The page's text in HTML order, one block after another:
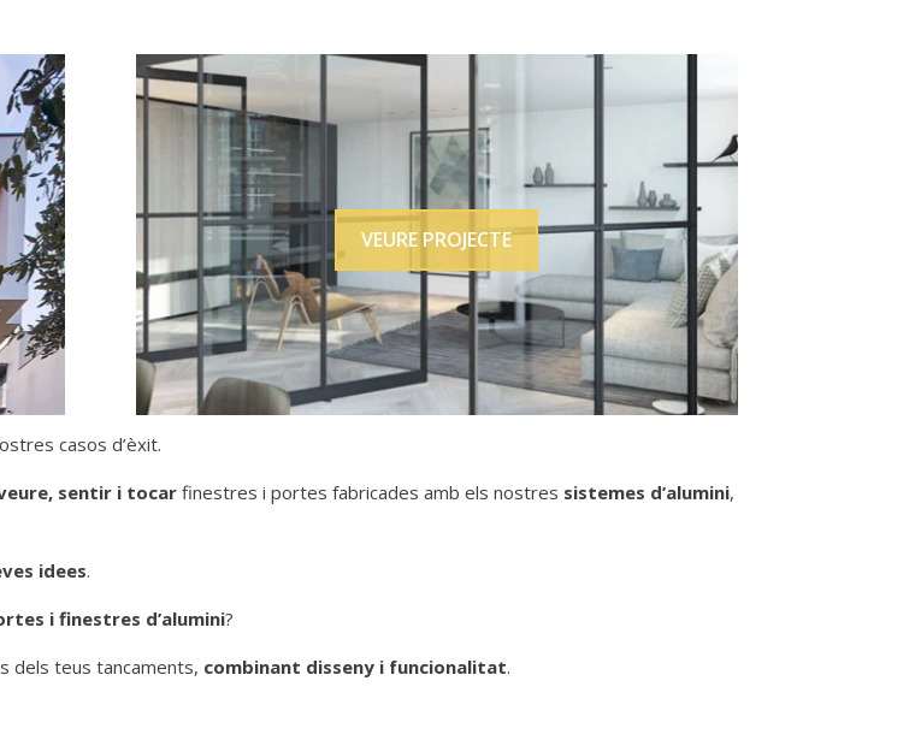
VEURE PROJECTE
casos d’èxit.
sentir i tocarfinestres i portes fabricades amb els nostres sistemes d’alumini,
idees.
i finestres d’alumini?
dels teus tancaments, combinant disseny i funcionalitat.